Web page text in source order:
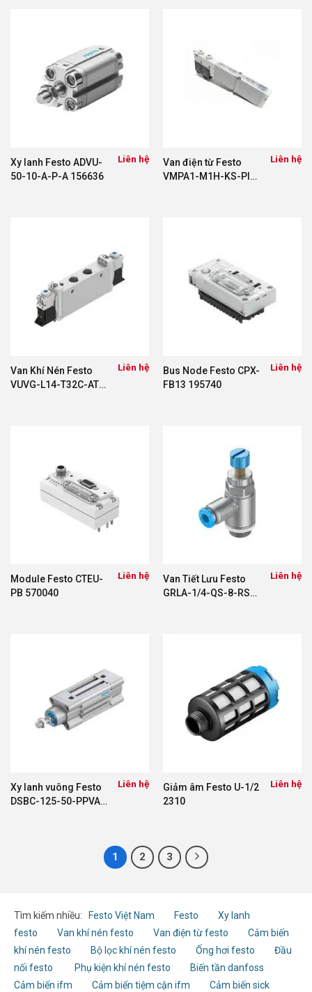
Xy lanh Festo ADVU-
50-10-A-P-A 156636
Liên hệ
Van điện từ Festo
VMPA1-M1H-KS-PI
Liên hệ
Van Khí Nén Festo
VUVG-L14-T32C-AT-
Liên hệ
Bus Node Festo CPX-
FB13 195740
Liên hệ
Module Festo CTEU-
PB 570040
Liên hệ
Van Tiết Lưu Festo
GRLA-1/4-QS-8-RS-
Liên hệ
Xy lanh vuông Festo
DSBC-125-50-PPVA-
Liên hệ
Giảm âm Festo U-1/2
2310
Liên hệ
1 2 3
Tìm kiếm nhiều: Festo Việt Nam Festo
Xy lanh
festo
Van khí nén festo Van điện từ festo
Cảm biến
khí nén festo
Bộ lọc khí nén festo Ống hơi festo
Đầu
nối festo
Phụ kiện khí nén festo
Biến tần danfoss
Cảm biến ifm
Cảm biến tiệm cận ifm
Cảm biến sick